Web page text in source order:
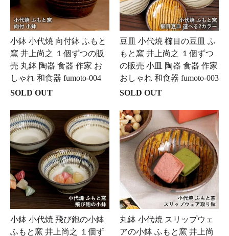
小鉢 小代焼 向付鉢 ふもと
窯 井上尚之 １個ずつの販
売 丸鉢 陶器 食器 作家 お
しゃれ 和食器 fumoto-004
SOLD OUT
豆皿 小代焼 櫛目の豆皿 ふ
もと窯 井上尚之 １個ずつ
の販売 小皿 陶器 食器 作家
おしゃれ 和食器 fumoto-003
SOLD OUT
小鉢 小代焼 飛び鉋の小鉢
ふもと窯 井上尚之 １個ず
丸鉢 小代焼 スリップウェ
アの小鉢 ふもと窯 井上尚